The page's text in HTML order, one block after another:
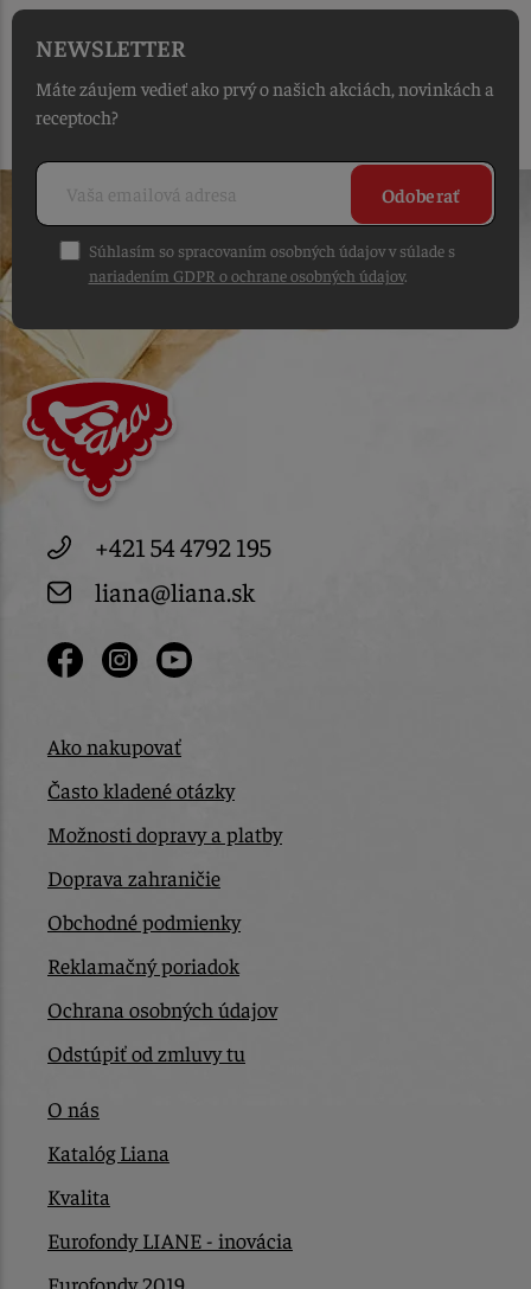
NEWSLETTER
Máte záujem vedieť ako prvý o našich akciách, novinkách a
receptoch?
Odoberať
Súhlasím so spracovaním osobných údajov v súlade s
nariadením GDPR o ochrane osobných údajov.
+421 54 4792 195
liana@liana.sk
Ako nakupovať
Často kladené otázky
Možnosti dopravy a platby
Doprava zahraničie
Obchodné podmienky
Reklamačný poriadok
Ochrana osobných údajov
Odstúpiť od zmluvy tu
O nás
Katalóg Liana
Kvalita
Eurofondy LIANE - inovácia
Eurofondy 2019